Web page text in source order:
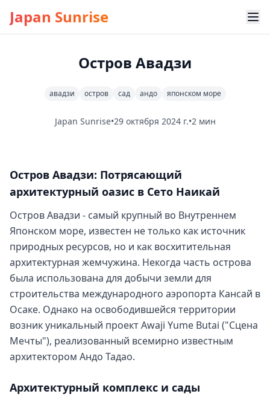
Japan Sunrise
Остров Авадзи
авадзи остров сад андо японском море
Japan Sunrise•29 октября 2024 г.•2 мин
Остров Авадзи: Потрясающий
архитектурный оазис в Сето Наикай
Остров Авадзи - самый крупный во Внутреннем
Японском море, известен не только как источник
природных ресурсов, но и как восхитительная
архитектурная жемчужина. Некогда часть острова
была использована для добычи земли для
строительства международного аэропорта Кансай в
Осаке. Однако на освободившейся территории
возник уникальный проект Awaji Yume Butai ("Сцена
Мечты"), реализованный всемирно известным
архитектором Андо Тадао.
Архитектурный комплекс и сады